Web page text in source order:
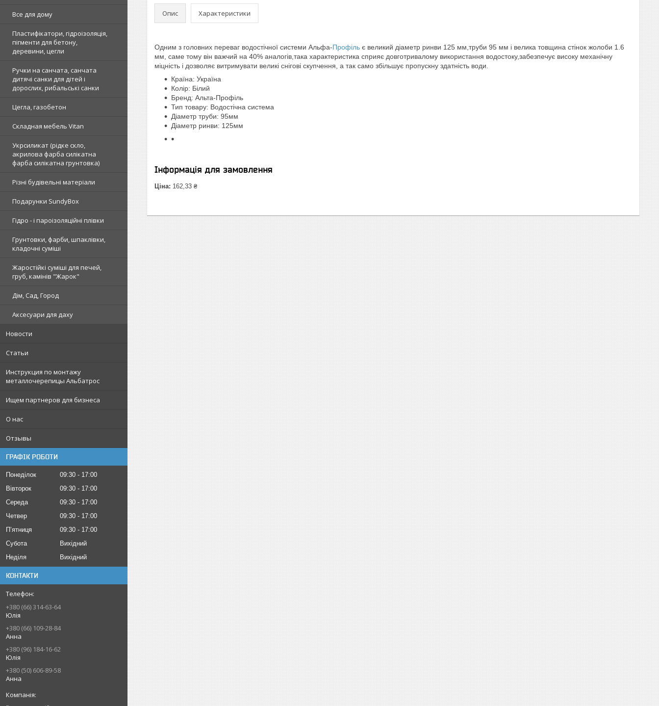
Все для дому
Пластифікатори, гідроізоляція,
пігменти для бетону,
деревини, цегли
Ручки на санчата, санчата
дитячі санки для дітей і
дорослих, рибальські санки
Цегла, газобетон
Складная мебель Vitan
Укрсиликат (рідке скло,
акрилова фарба силікатна
фарба силікатна грунтовка)
Різні будівельні матеріали
Подарунки SundyBox
Гідро - і пароізоляційні плівки
Грунтовки, фарби, шпаклівки,
кладочні суміші
Жаростійкі суміші для печей,
груб, камінів "Жарок"
Дім, Сад, Город
Аксесуари для даху
Новости
Статьи
Инструкция по монтажу
металлочерепицы Альбатрос
Ищем партнеров для бизнеса
О нас
Отзывы
ГРАФІК РОБОТИ
Понеділок 09:30
17:00
Вівторок
09:30
17:00
Середа
09:30
17:00
Четвер
09:30
17:00
Пʼятниця
09:30
17:00
Субота
Вихідний
Неділя
Вихідний
КОНТАКТИ
+380 (66) 314-63-64
Юлія
+380 (66) 109-28-84
Анна
+380 (96) 184-16-62
Юлія
+380 (50) 606-89-58
Анна
Опис Характеристики
Одним з головних переваг водостічної системи Альфа-Профіль є великий діаметр ринви 125 мм,труби 95 мм і велика товщина стінок жолоби 1.6
мм, саме тому він важчий на 40% аналогів,така характеристика сприяє довготривалому використання водостоку,забезпечує високу механічну
міцність і дозволяє витримувати великі снігові скупчення, а так само збільшує пропускну здатність води.
Країна: Україна
Колір: Білий
Бренд: Альта-Профіль
Тип товару: Водостічна система
Діаметр труби: 95мм
Діаметр ринви: 125мм
Інформація для замовлення
Ціна: 162,33 ₴